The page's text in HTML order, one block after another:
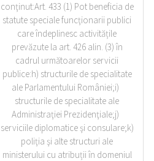
conţinut:Art. 433 (1) Pot beneficia de
statute speciale funcţionarii publici
care îndeplinesc activitățile
prevăzute la art. 426 alin. (3) în
cadrul următoarelor servicii
publice:h) structurile de specialitate
ale Parlamentului României;i)
structurile de specialitate ale
Administraţiei Prezidenţiale;j)
serviciile diplomatice şi consulare;k)
poliţia şi alte structuri ale
ministerului cu atribuții în domeniul